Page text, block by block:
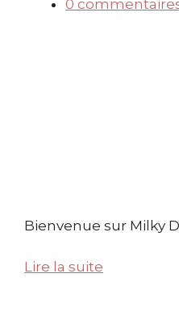
0
Bienvenue sur Milky
Lire la suite